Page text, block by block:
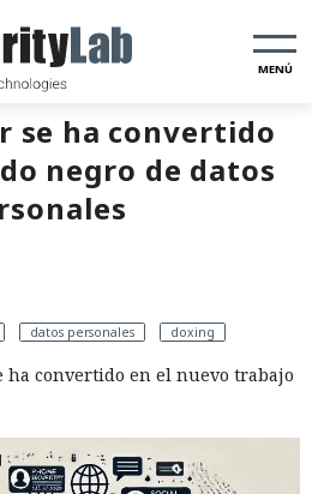
MENÚ
se ha convertido
negro de datos
datos personales doxing
ha convertido en el nuevo trabajo